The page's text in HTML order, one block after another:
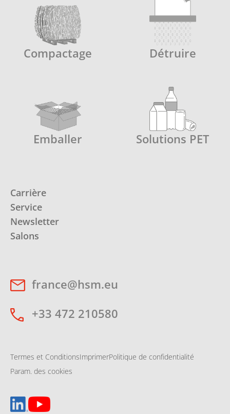
Compactage Détruire
Emballer Solutions PET
Carrière
Service
Newsletter
Salons
france@hsm.eu
+33 472 210580
Termes et ConditionsImprimerPolitique de confidentialité
Param. des cookies